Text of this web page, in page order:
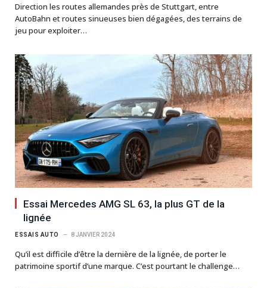
Direction les routes allemandes près de Stuttgart, entre
AutoBahn et routes sinueuses bien dégagées, des terrains de
jeu pour exploiter…
Essai Mercedes AMG SL 63, la plus GT de la
lignée
ESSAIS AUTO 8 JANVIER 2024
Qu’il est difficile d’être la dernière de la lignée, de porter le
patrimoine sportif d’une marque. C’est pourtant le challenge…